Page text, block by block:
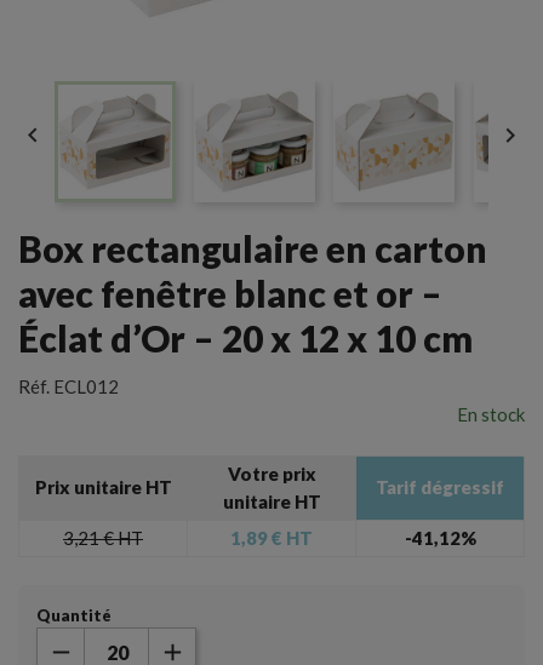
 
Box rectangulaire en carton
avec fenêtre blanc et or –
Éclat d’Or – 20 x 12 x 10 cm
Réf. ECL012
En stock
Prix unitaire HT
Votre prix
unitaire HT
Tarif dégressif
3,21 €HT 1,89 € HT -41,12%
Quantité